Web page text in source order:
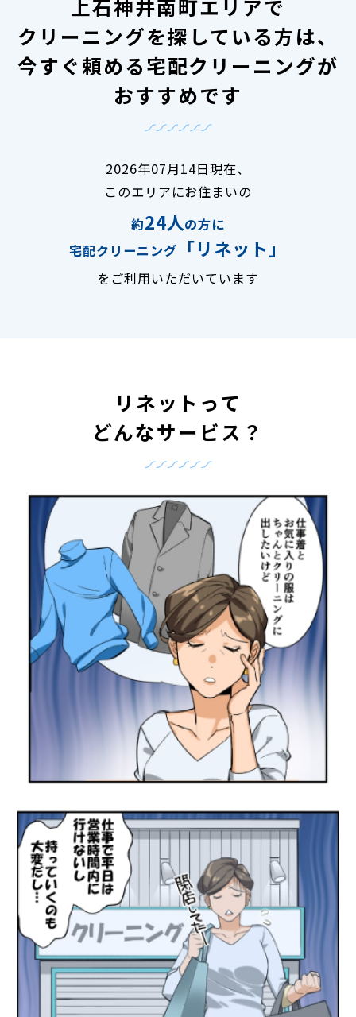
上石神井南町エリアで
クリーニングを探している方は、
今すぐ頼める宅配クリーニングが
おすすめです
2026年07月14日現在、
このエリアにお住まいの
約24人の方に
宅配クリーニング
「リネット」
をご利用いただいています
リネットって
どんなサービス？